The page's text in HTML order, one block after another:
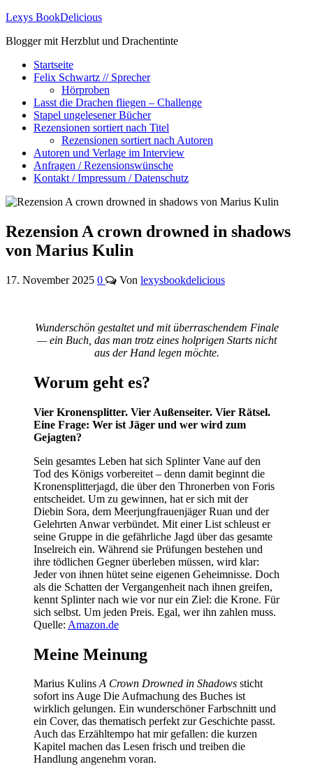
Lexys BookDelicious
Blogger mit Herzblut und Drachentinte
Startseite
Felix Schwartz // Sprecher
Hörproben
Lasst die Drachen fliegen – Challenge
Stapel ungelesener Bücher
Rezensionen sortiert nach Titel
Rezensionen sortiert nach Autoren
Autoren und Verlage im Interview
Anfragen / Rezensionswünsche
Kontakt / Impressum / Datenschutz
Rezension A crown drowned in shadows
von Marius Kulin
17. November 2025 0 Von lexysbookdelicious
Wunderschön gestaltet und mit überraschendem Finale
— ein Buch, das man trotz eines holprigen Starts nicht
aus der Hand legen möchte.
Worum geht es?
Vier Kronensplitter. Vier Außenseiter. Vier Rätsel.
Eine Frage: Wer ist Jäger und wer wird zum
Gejagten?
Sein gesamtes Leben hat sich Splinter Vane auf den
Tod des Königs vorbereitet – denn damit beginnt die
Kronensplitterjagd, die über den Thronerben von Foris
entscheidet. Um zu gewinnen, hat er sich mit der
Diebin Sora, dem Meerjungfrauenjäger Ruan und der
Gelehrten Anwar verbündet. Mit einer List schleust er
seine Gruppe in die gefährliche Jagd über das gesamte
Inselreich ein. Während sie Prüfungen bestehen und
ihre tödlichen Gegner überleben müssen, wird klar:
Jeder von ihnen hütet seine eigenen Geheimnisse. Doch
als die Schatten der Vergangenheit nach ihnen greifen,
kennt Splinter nach wie vor nur ein Ziel: die Krone. Für
sich selbst. Um jeden Preis. Egal, wer ihn zahlen muss.
Quelle: Amazon.de
Meine Meinung
Marius KulinsA Crown Drowned in Shadows sticht
sofort ins Auge Die Aufmachung des Buches ist
wirklich gelungen. Ein wunderschöner Farbschnitt und
ein Cover, das thematisch perfekt zur Geschichte passt.
Auch das Erzähltempo hat mir gefallen: die kurzen
Kapitel machen das Lesen frisch und treiben die
Handlung angenehm voran.